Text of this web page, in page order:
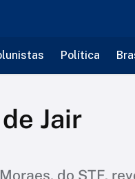
Política
Jair
do STF,